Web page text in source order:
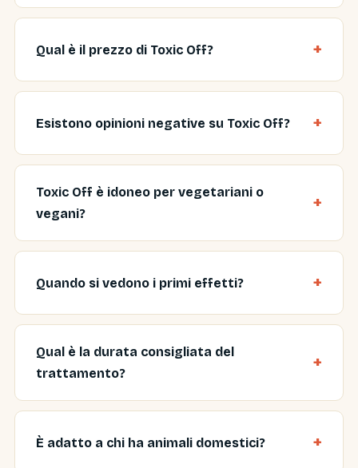
Qual è il prezzo di Toxic Off?
Esistono opinioni negative su Toxic Off?
Toxic Off è idoneo per vegetariani o
vegani?
Quando si vedono i primi effetti?
Qual è la durata consigliata del
trattamento?
È adatto a chi ha animali domestici?